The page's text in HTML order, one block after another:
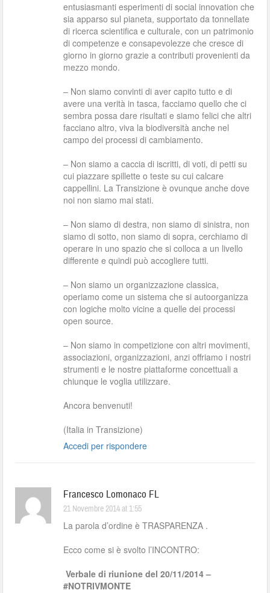
entusiasmanti esperimenti di social innovation che
sia apparso sul pianeta, supportato da tonnellate
di ricerca scientifica e culturale, con un patrimonio
di competenze e consapevolezze che cresce di
giorno in giorno grazie a contributi provenienti da
mezzo mondo.
– Non siamo convinti di aver capito tutto e di
avere una verità in tasca, facciamo quello che ci
sembra possa dare risultati e siamo felici che altri
facciano altro, viva la biodiversità anche nel
campo dei processi di cambiamento.
– Non siamo a caccia di iscritti, di voti, di petti su
cui piazzare spillette o teste su cui calcare
cappellini. La Transizione è ovunque anche dove
noi non siamo mai stati.
– Non siamo di destra, non siamo di sinistra, non
siamo di sotto, non siamo di sopra, cerchiamo di
operare in uno spazio che si colloca a un livello
differente e quindi può accogliere tutti.
– Non siamo un organizzazione classica,
operiamo come un sistema che si autoorganizza
con logiche molto vicine a quelle dei processi
open source.
– Non siamo in competizione con altri movimenti,
associazioni, organizzazioni, anzi offriamo i nostri
strumenti e le nostre piattaforme concettuali a
chiunque le voglia utilizzare.
Ancora benvenuti!
(Italia in Transizione)
Accedi per rispondere
Francesco Lomonaco FL
21 Novembre 2014 at 1:55
La parola d’ordine è TRASPARENZA .
Ecco come si è svolto l’INCONTRO:
Verbale di riunione del 20/11/2014 –
#NOTRIVMONTE